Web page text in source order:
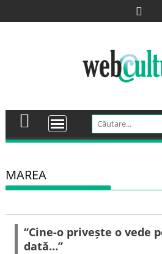
to
MAREA
“Cine-o privește o vede
dată…”